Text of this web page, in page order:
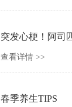
突发心梗！阿司
查看详情 >>
春季养生TIPS